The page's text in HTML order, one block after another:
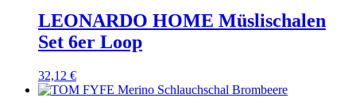
LEONARDO HOME Müslischalen
Set 6er Loop
32,12 €